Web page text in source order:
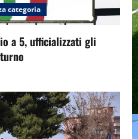
categoria
a 5, ufficializzati gli